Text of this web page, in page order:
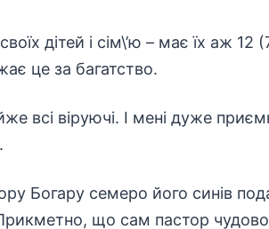
дітей і сім\’ю – має їх аж 12
це за багатство.
всі віруючі. І мені дуже
Богару семеро його синів
що сам пастор